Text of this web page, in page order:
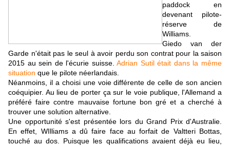
paddock en
devenant pilote-
réserve de
Williams.
Giedo van der
Garde n'était pas le seul à avoir perdu son contrat pour la saison
2015 au sein de l'écurie suisse.Adrian Sutil était dans la même
situation que le pilote néerlandais.
Néanmoins, il a choisi une voie différente de celle de son ancien
coéquipier. Au lieu de porter ça sur le voie publique, l'Allemand a
préféré faire contre mauvaise fortune bon gré et a cherché à
trouver une solution alternative.
Une opportunité s'est présentée lors du Grand Prix d'Australie.
En effet, WIlliams a dû faire face au forfait de Valtteri Bottas,
touché au dos. Puisque les qualifications avaient déjà eu lieu,